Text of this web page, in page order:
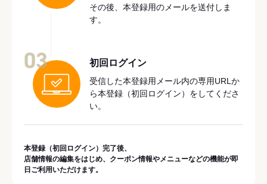
その後、本登録用のメールを送付しま
す。
初回ログイン
受信した本登録用メール内の専用URLか
ら本登録（初回ログイン）をしてくださ
い。
本登録（初回ログイン）完了後、
店舗情報の編集をはじめ、クーポン情報やメニューなどの機能が即
日ご利用いただけます。